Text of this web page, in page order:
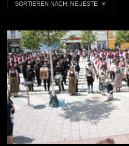
SORTIEREN NACH: NEUESTE